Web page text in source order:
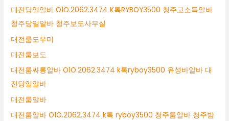
대전당일알바 O1O.2062.3474 K톡RYBOY3500 청주고소득알바
청주당일알바 청주보도사무실
대전룸도우미
대전룸보도
대전룸싸롱알바 O1O.2062.3474 k톡ryboy3500 유성바알바 대
전당일알바
대전룸알바
대전룸알바 O1O.2062.3474 k톡 ryboy3500 청주룸알바 청주밤